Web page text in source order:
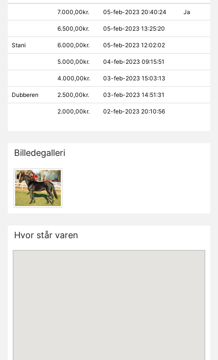
7.000,00kr. 05-feb-2023 20:40:24 Ja
6.500,00kr. 05-feb-2023 13:25:20
Stani 6.000,00kr. 05-feb-2023 12:02:02
5.000,00kr. 04-feb-2023 09:15:51
4.000,00kr. 03-feb-2023 15:03:13
Dubberen 2.500,00kr. 03-feb-2023 14:51:31
2.000,00kr. 02-feb-2023 20:10:56
Billedegalleri
Hvor står varen